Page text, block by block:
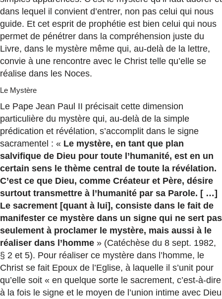
dans lequel il convient d’entrer, non pas celui qui nous
guide. Et cet esprit de prophétie est bien celui qui nous
permet de pénétrer dans la compréhension juste du
Livre, dans le mystère même qui, au-delà de la lettre,
convie à une rencontre avec le Christ telle qu’elle se
réalise dans les Noces.
Le Mystère
Le Pape Jean Paul II précisait cette dimension
particulière du mystère qui, au-delà de la simple
prédication et révélation, s’accomplit dans le signe
sacramentel : « Le mystère, en tant que plan
salvifique de Dieu pour toute l’humanité, est en un
certain sens le thème central de toute la révélation.
C’est ce que Dieu, comme Créateur et Père, désire
surtout transmettre à l’humanité par sa Parole. [ …]
Le sacrement [quant à lui], consiste dans le fait de
manifester ce mystère dans un signe qui ne sert pas
seulement à proclamer le mystère, mais aussi à le
réaliser dans l’homme » (Catéchèse du 8 sept. 1982,
§ 2 et 5). Pour réaliser ce mystère dans l’homme, le
Christ se fait Epoux de l’Eglise, à laquelle il s’unit pour
qu’elle soit « en quelque sorte le sacrement, c’est-à-dire
à la fois le signe et le moyen de l’union intime avec Dieu